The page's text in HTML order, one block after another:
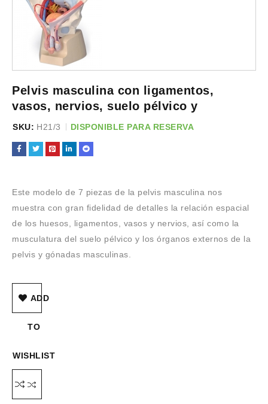
Pelvis masculina con ligamentos,
vasos, nervios, suelo pélvico y
SKU: H21/3 DISPONIBLE PARA RESERVA
Este modelo de 7 piezas de la pelvis masculina nos
muestra con gran fidelidad de detalles la relación espacial
de los huesos, ligamentos, vasos y nervios, así como la
musculatura del suelo pélvico y los órganos externos de la
pelvis y gónadas masculinas.
ADD
TO
WISHLIST